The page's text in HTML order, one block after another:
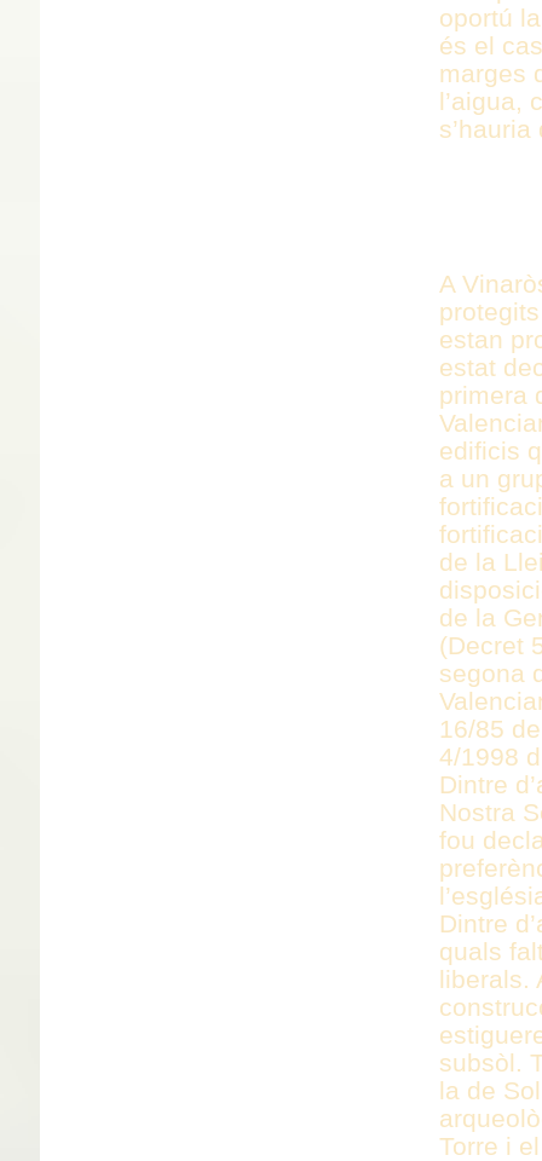
oportú
és el
marges
l’aigua,
A
estan
estat
primera
edificis
a un
de la
de la
(Decret
segona
16/85
4/1998
Dintre
Nostra
fou
Dintre
quals
liberals.
subsòl.
la de
Torre i